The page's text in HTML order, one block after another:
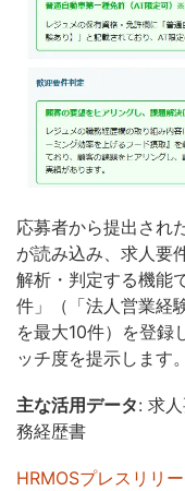
応募者から提出され
が読み込み、求人要
解析・判定する機能
件」（「法人営業経
を最大10件）を登録
ッチ度を提示します。
主な活用データ: 求
務経歴書
HRMOSプレスリリ